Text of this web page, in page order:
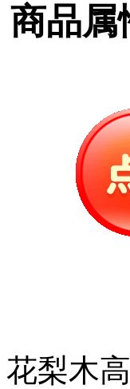
商品属
花梨木